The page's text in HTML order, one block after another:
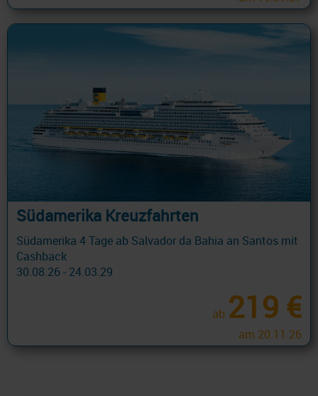
Südamerika Kreuzfahrten
Südamerika 4 Tage ab Salvador da Bahia an Santos mit
Cashback
30.08.26 - 24.03.29
ab 219 €
am 20.11.26